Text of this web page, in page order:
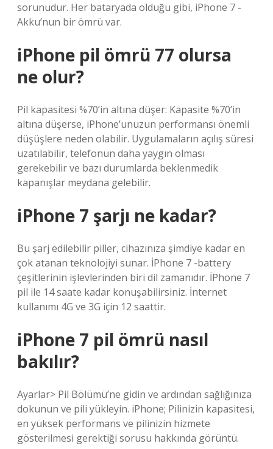
sorunudur. Her bataryada olduğu gibi, iPhone 7 -
Akku’nun bir ömrü var.
iPhone pil ömrü 77 olursa
ne olur?
Pil kapasitesi %70’in altına düşer: Kapasite %70’in
altına düşerse, iPhone’unuzun performansı önemli
düşüşlere neden olabilir. Uygulamaların açılış süresi
uzatılabilir, telefonun daha yaygın olması
gerekebilir ve bazı durumlarda beklenmedik
kapanışlar meydana gelebilir.
iPhone 7 şarjı ne kadar?
Bu şarj edilebilir piller, cihazınıza şimdiye kadar en
çok atanan teknolojiyi sunar. İPhone 7 -battery
çeşitlerinin işlevlerinden biri dil zamanıdır. İPhone 7
pil ile 14 saate kadar konuşabilirsiniz. İnternet
kullanımı 4G ve 3G için 12 saattir.
iPhone 7 pil ömrü nasıl
bakılır?
Ayarlar> Pil Bölümü’ne gidin ve ardından sağlığınıza
dokunun ve pili yükleyin. iPhone; Pilinizin kapasitesi,
en yüksek performans ve pilinizin hizmete
gösterilmesi gerektiği sorusu hakkında görüntü.